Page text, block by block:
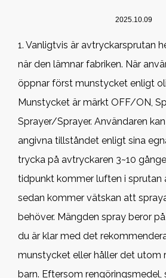
2025.10.09
1. Vanligtvis är avtryckarsprutan
när den lämnar fabriken. När
öppnar först munstycket enligt
Munstycket är märkt OFF/ON,
Sprayer/Sprayer. Användaren
angivna tillståndet enligt sina
trycka på avtryckaren 3~10
tidpunkt kommer luften i sprutan
sedan kommer vätskan att
behöver. Mängden spray beror
du är klar med det
munstycket eller håller det utom
barn. Eftersom rengöringsmedel,